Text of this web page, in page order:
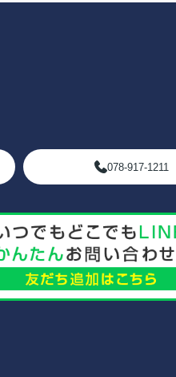
078-917-1211